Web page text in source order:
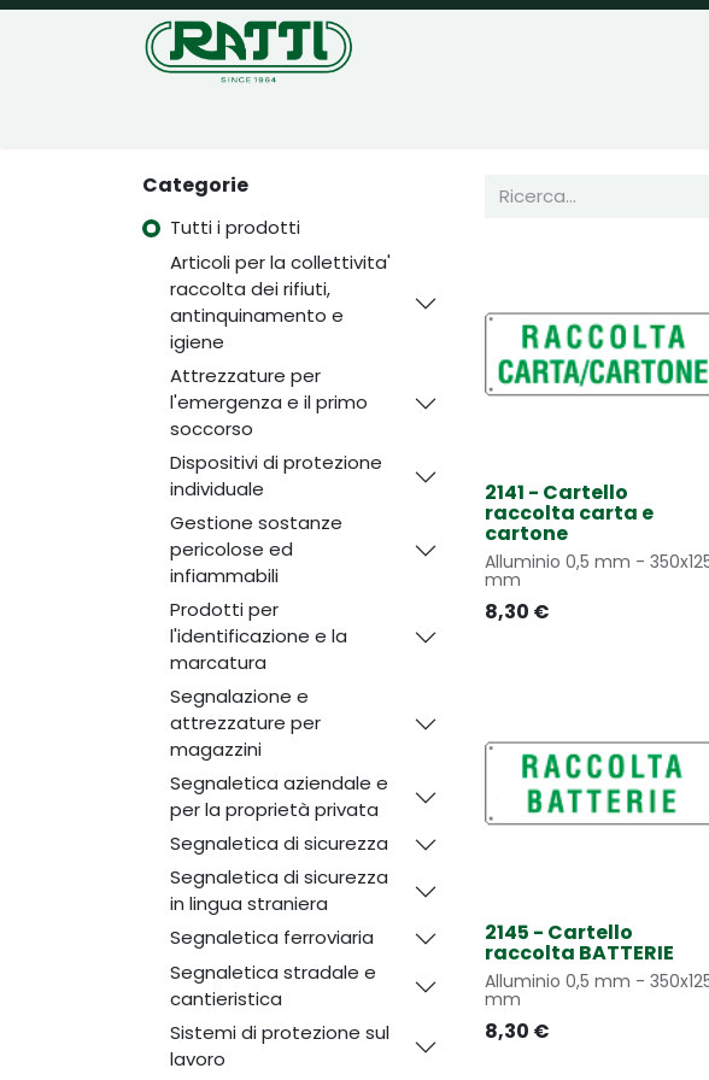
Categorie
Tutti i prodotti
Articoli per la collettivita'
raccolta dei rifiuti,
antinquinamento e
igiene
Attrezzature per
l'emergenza e il primo
soccorso
Dispositivi di protezione
individuale
Gestione sostanze
pericolose ed
infiammabili
Prodotti per
l'identificazione e la
marcatura
Segnalazione e
attrezzature per
magazzini
Segnaletica aziendale e
per la proprietà privata
Segnaletica di sicurezza
Segnaletica di sicurezza
in lingua straniera
Segnaletica ferroviaria
Segnaletica stradale e
cantieristica
Sistemi di protezione sul
lavoro
2141 - Cartello
raccolta carta e
cartone
Alluminio 0,5 mm -
mm
8,30 €
2145 - Cartello
raccolta BATTERIE
Alluminio 0,5 mm -
mm
8,30 €